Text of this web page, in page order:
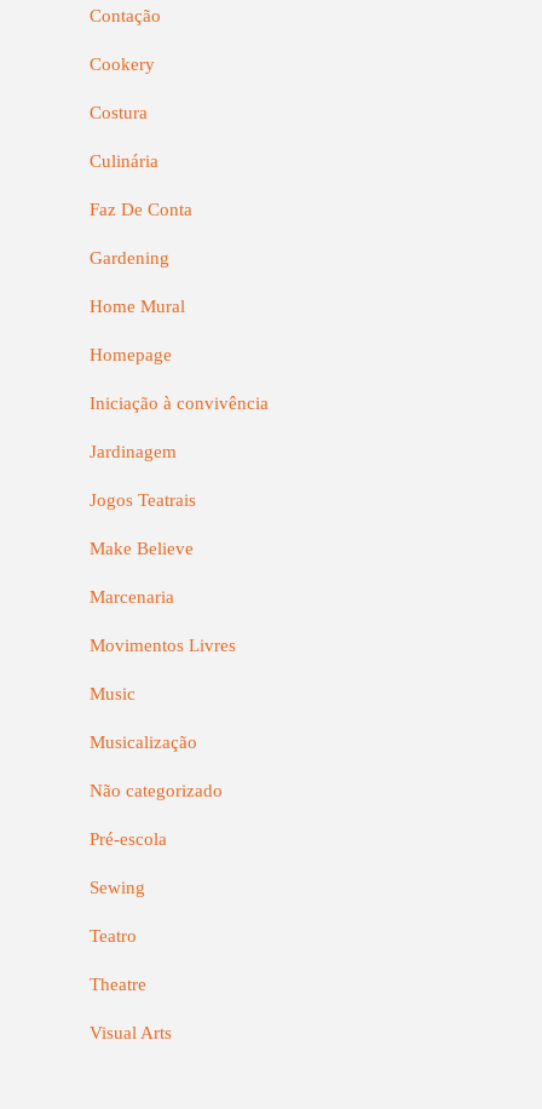
Contação
Cookery
Costura
Culinária
Faz De Conta
Gardening
Home Mural
Homepage
Iniciação à convivência
Jardinagem
Jogos Teatrais
Make Believe
Marcenaria
Movimentos Livres
Music
Musicalização
Não categorizado
Pré-escola
Sewing
Teatro
Theatre
Visual Arts